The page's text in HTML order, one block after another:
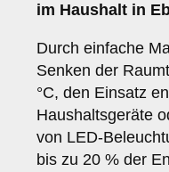
im Haushalt in
Durch einfache
Senken der
°C, den Einsatz
Haushaltsgeräte
von LED-
bis zu 20 % der